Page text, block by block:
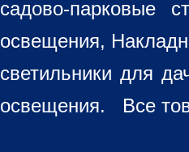
садово-парковые
освещения,
светильники для
освещения. Все